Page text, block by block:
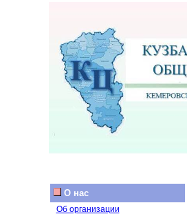
О нас
Об организации